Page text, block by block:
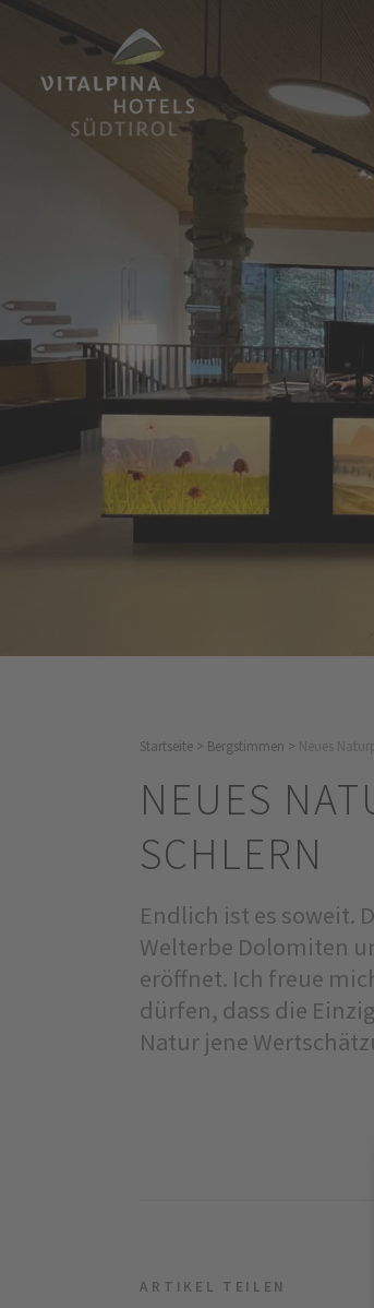
Startseite > Bergstimmen > Neues
NEUES
SCHLERN
Endlich ist es soweit.
Welterbe Dolomiten
eröffnet. Ich freue
dürfen, dass die
Natur jene
ARTIKEL TEILEN